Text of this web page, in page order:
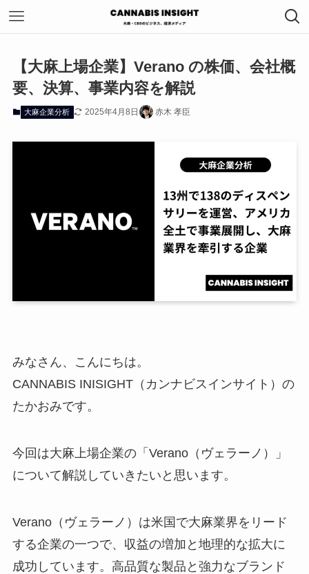
【大麻上場企業】Verano の株価、会社概
要、決算、事業内容を解説
大麻企業分析 2025年4月8日 赤木 孝臣
みなさん、こんにちは。
CANNABIS INISIGHT（カンナビスインサイト）の
たかおみです。
今回は大麻上場企業の「Verano（ヴェラーノ）」
について解説していきたいと思います。
Verano（ヴェラーノ）は米国で大麻業界をリード
する企業の一つで、収益の増加と地理的な拡大に
成功しています。高品質な製品と強力なブランド